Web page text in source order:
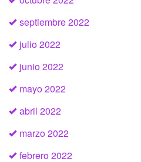
septiembre 2022
julio 2022
junio 2022
mayo 2022
abril 2022
marzo 2022
febrero 2022